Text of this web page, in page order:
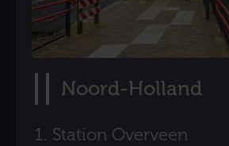
Noord-Holland
Station Overveen